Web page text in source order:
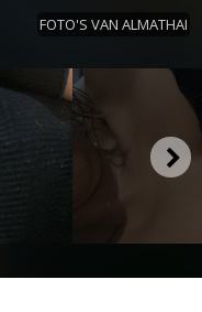
FOTO'S VAN ALMATHAI